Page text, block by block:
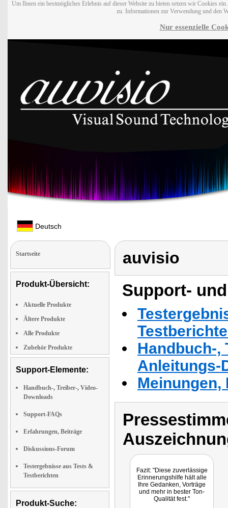
Um Ihnen ein bestmögliches Erlebnis auf dieser Website zu bieten setzen wir Cookies
zu. Informationen zur Verwendung und den
Nur essenzielle
Deutsch
Startseite
Produkt-Übersicht:
Aktuelle Produkte
Ältere Produkte
Alle Produkte
Zubehör Produkte
Support-Elemente:
Handbuch-, Treiber-, Video-
Downloads
Support-FAQs
Erfahrungen, Beiträge
Diskussions-Forum
Testergebnisse aus Tests &
Testberichten
Produkt-Suche:
auvisio
Support-
Handbuch-,
Anleitungs-
Fazit: "Diese zuverlässige
Erinnerungshilfe hält alle
Ihre Gedanken, Vorträge
und mehr in bester Ton-
Qualität fest."